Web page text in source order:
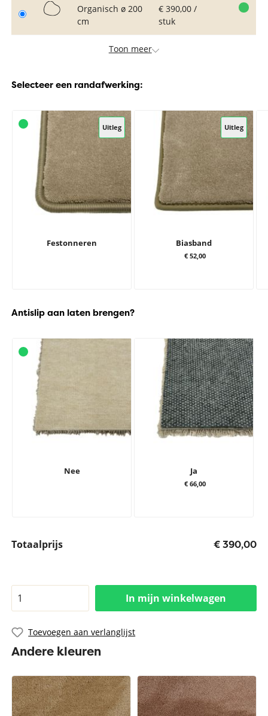
Organisch ø 200
cm
€ 390,00 /
stuk
Toon meer
Selecteer een randafwerking:
Uitleg
Festonneren
Uitleg
Biasband
€ 52,00
Antislip aan laten brengen?
Nee Ja
€ 66,00
Totaalprijs € 390,00
In mijn winkelwagen
Toevoegen aan verlanglijst
Andere kleuren